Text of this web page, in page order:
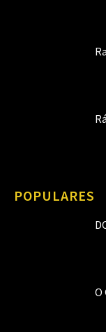
POPULARES
O